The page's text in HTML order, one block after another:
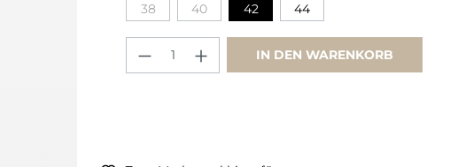
38
40 42 44
IN DEN WARENKORB